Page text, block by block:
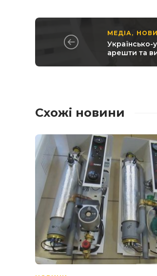
МЕДІА ,
Українсько-
арешти та
Схожі новини